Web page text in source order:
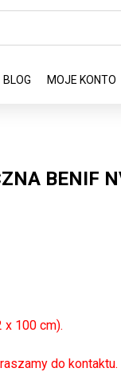
BLOG MOJE KONTO
BENIF
x 100 cm).
do kontaktu.